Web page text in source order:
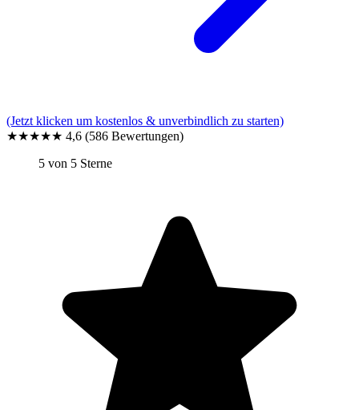
(Jetzt klicken um kostenlos & unverbindlich zu starten)
★★★★★ 4,6 (586 Bewertungen)
5 von 5 Sterne